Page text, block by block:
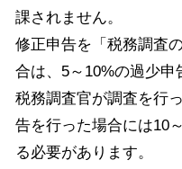
課されません。
修正申告を「税務調査
合は、 5～ 10%の過少申
税務調査官が調査を行
告を行った場合には10～
る必要があります。